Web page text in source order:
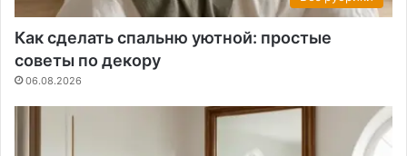
Как сделать спальню уютной: простые
советы по декору
06.08.2026